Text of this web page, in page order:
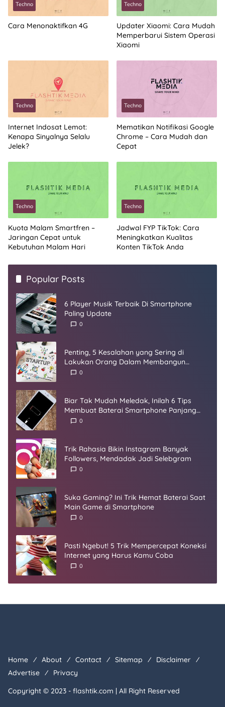
Techno
Cara Menonaktifkan 4G
Techno
Updater Xiaomi: Cara Mudah
Memperbarui Sistem Operasi
Xiaomi
Techno
Internet Indosat Lemot:
Kenapa Sinyalnya Selalu
Jelek?
Techno
Mematikan Notifikasi Google
Chrome – Cara Mudah dan
Cepat
Techno
Kuota Malam Smartfren –
Jaringan Cepat untuk
Kebutuhan Malam Hari
Techno
Jadwal FYP TikTok: Cara
Meningkatkan Kualitas
Konten TikTok Anda
Popular Posts
6 Player Musik Terbaik Di Smartphone
Paling Update
0
Penting, 5 Kesalahan yang Sering di
Lakukan Orang Dalam Membangun
Startup
0
Biar Tak Mudah Meledak, Inilah 6 Tips
Membuat Baterai Smartphone Panjang
Umur
0
Trik Rahasia Bikin Instagram Banyak
Followers, Mendadak Jadi Selebgram
0
Suka Gaming? Ini Trik Hemat Baterai Saat
Main Game di Smartphone
0
Pasti Ngebut! 5 Trik Mempercepat Koneksi
Internet yang Harus Kamu Coba
0
Home About Contact Sitemap
Disclaimer
Advertise
Privacy
Copyright © 2023 - flashtik.com | All Right Reserved